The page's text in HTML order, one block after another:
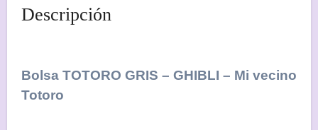
Descripción
Bolsa TOTORO GRIS – GHIBLI – Mi vecino
Totoro